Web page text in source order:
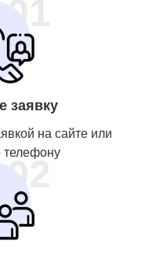
01
заявку
на сайте или
телефону
02